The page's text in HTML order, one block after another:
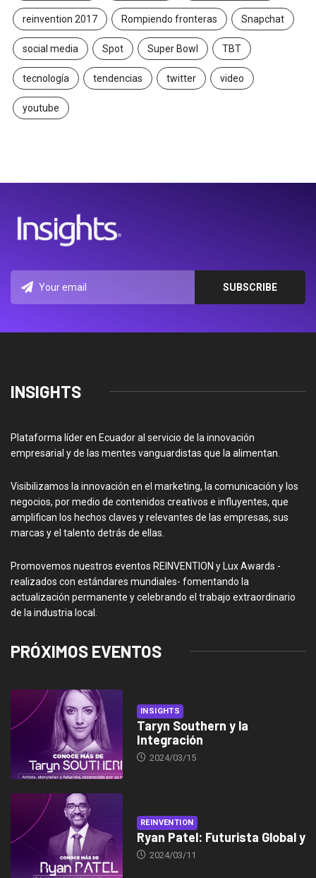
reinvention 2017 Rompiendo fronteras Snapchat
social media Spot Super Bowl TBT
tecnología tendencias twitter video
youtube
INSIGHTS
Plataforma líder en Ecuador al servicio de la innovación
empresarial y de las mentes vanguardistas que la alimentan.
Visibilizamos la innovación en el marketing, la comunicación y los
negocios, por medio de contenidos creativos e influyentes, que
amplifican los hechos claves y relevantes de las empresas, sus
marcas y el talento detrás de ellas.
Promovemos nuestros eventos REINVENTION y Lux Awards -
realizados con estándares mundiales- fomentando la
actualización permanente y celebrando el trabajo extraordinario
de la industria local.
PRÓXIMOS EVENTOS
INSIGHTS
Taryn Southern y la
Integración
2024/03/15
REINVENTION
Ryan Patel: Futurista Global y
2024/03/11